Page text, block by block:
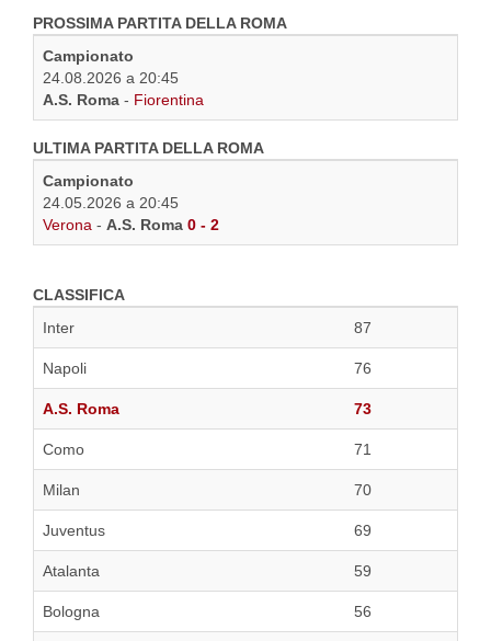
PROSSIMA PARTITA DELLA ROMA
Campionato
24.08.2026 a 20:45
A.S. Roma - Fiorentina
ULTIMA PARTITA DELLA ROMA
Campionato
24.05.2026 a 20:45
Verona - A.S. Roma 0 - 2
CLASSIFICA
Inter
87
Napoli 76
A.S. Roma 73
Como 71
Milan 70
Juventus 69
Atalanta 59
Bologna 56